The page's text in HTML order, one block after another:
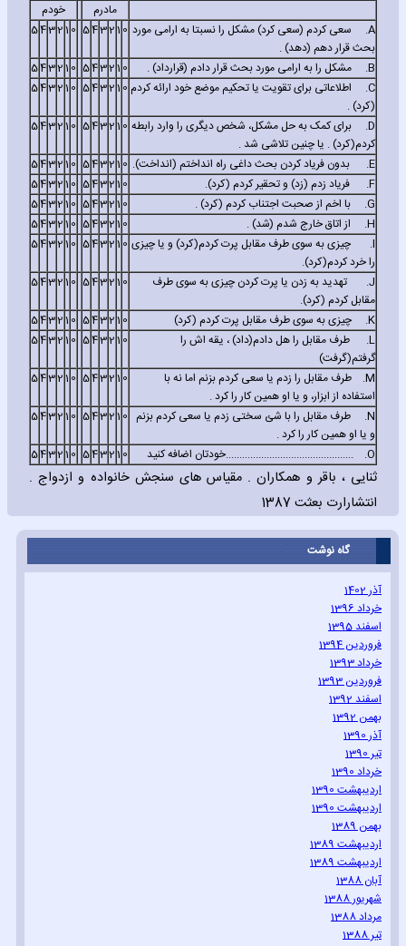
مادرم
خودم
A.
سعی کردم (سعی کرد) مشکل را نسبتا به ارامی مورد
بحث قرار دهم (دهد) .
0
1
2
3
4
5
0
1
2
3
4
5
B. مشکل را به ارامی مورد بحث قرار دادم (قرارداد) . 0
1
2
3
4
5
0
1
2
3
4
5
C.
اطلاعاتی برای تقویت یا تحکیم موضع خود ارائه کردم
(کرد) .
0
1
2
3
4
5
0
1
2
3
4
5
D.
برای کمک به حل مشکل، شخص دیگری را وارد رابطه
کردم(کرد) . یا چنین تلاشی شد .
0
1
2
3
4
5
0
1
2
3
4
5
E. بدون فریاد کردن بحث داغی راه انداختم (انداخت). 0
1
2
3
4
5
0
1
2
3
4
5
F.
فریاد زدم (زد) و تحقیر کردم (کرد). 0
1
2
3
4
5
0
1
2
3
4
5
G.
با اخم از صحبت اجتناب کردم (کرد) . 0
1
2
3
4
5
0
1
2
3
4
5
H.
از اتاق خارج شدم (شد) . 0
1
2
3
4
5
0
1
2
3
4
5
I.
چیزی به سوی طرف مقابل پرت کردم(کرد) و یا چیزی
را خرد کردم(کرد).
0
1
2
3
4
5
0
1
2
3
4
5
J.
تهدید به زدن یا پرت کردن چیزی به سوی طرف
مقابل کردم (کرد).
0
1
2
3
4
5
0
1
2
3
4
5
K. چیزی به سوی طرف مقابل پرت کردم (کرد) 0
1
2
3
4
5
0
1
2
3
4
5
L.
طرف مقابل را هل دادم(داد) ، یقه اش را
گرفتم(گرفت)
0
1
2
3
4
5
0
1
2
3
4
5
M.
طرف مقابل را زدم یا سعی کردم بزنم اما نه با
استفاده از ابزار، و یا او همین کار را کرد .
0
1
2
3
4
5
0
1
2
3
4
5
N.
طرف مقابل را با شئ سختی زدم یا سعی کردم بزنم
و یا او همین کار را کرد .
0
1
2
3
4
5
0
1
2
3
4
5
O. ...............................................خودتان اضافه کنید 0
1
2
3
4
5
0
1
2
3
4
5
ثنایی ، باقر و همکاران . مقیاس های سنجش خانواده و ازدواج .
انتشارارت بعثت 1387
گاه نوشت
آذر 1402
خرداد 1396
اسفند 1395
فروردین 1394
خرداد 1393
فروردین 1393
اسفند 1392
بهمن 1392
آذر 1390
تیر 1390
خرداد 1390
اردیبهشت 1390
اردیبهشت 1390
بهمن 1389
اردیبهشت 1389
اردیبهشت 1389
آبان 1388
شهریور 1388
مرداد 1388
تیر 1388